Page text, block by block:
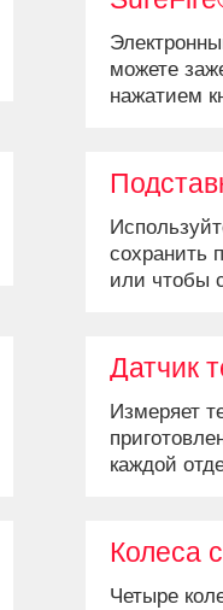
можете
нажатием
сохранить
или чтобы
Датчик
Измеряет
каждой
Колеса
Четыре